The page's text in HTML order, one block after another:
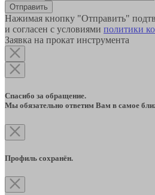
Отправить
Нажимая кнопку "Отправить"
и согласен с условиями политики
Заявка на прокат инструмента
Спасибо за обращение.
Мы обязательно ответим Вам в самое
Профиль сохранён.